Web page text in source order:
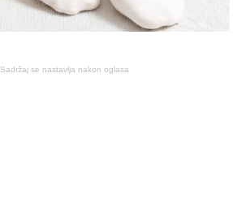
Sadržaj se nastavlja nakon oglasa